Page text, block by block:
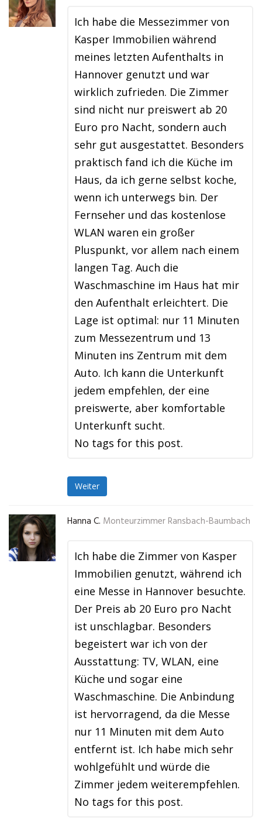
Ich habe die Messezimmer von
Kasper Immobilien während
meines letzten Aufenthalts in
Hannover genutzt und war
wirklich zufrieden. Die Zimmer
sind nicht nur preiswert ab 20
Euro pro Nacht, sondern auch
sehr gut ausgestattet. Besonders
praktisch fand ich die Küche im
Haus, da ich gerne selbst koche,
wenn ich unterwegs bin. Der
Fernseher und das kostenlose
WLAN waren ein großer
Pluspunkt, vor allem nach einem
langen Tag. Auch die
Waschmaschine im Haus hat mir
den Aufenthalt erleichtert. Die
Lage ist optimal: nur 11 Minuten
zum Messezentrum und 13
Minuten ins Zentrum mit dem
Auto. Ich kann die Unterkunft
jedem empfehlen, der eine
preiswerte, aber komfortable
Unterkunft sucht.
No tags for this post.
Weiter
Hanna C. Monteurzimmer Ransbach-Baumbach
Ich habe die Zimmer von Kasper
Immobilien genutzt, während ich
eine Messe in Hannover besuchte.
Der Preis ab 20 Euro pro Nacht
ist unschlagbar. Besonders
begeistert war ich von der
Ausstattung: TV, WLAN, eine
Küche und sogar eine
Waschmaschine. Die Anbindung
ist hervorragend, da die Messe
nur 11 Minuten mit dem Auto
entfernt ist. Ich habe mich sehr
wohlgefühlt und würde die
Zimmer jedem weiterempfehlen.
No tags for this post.